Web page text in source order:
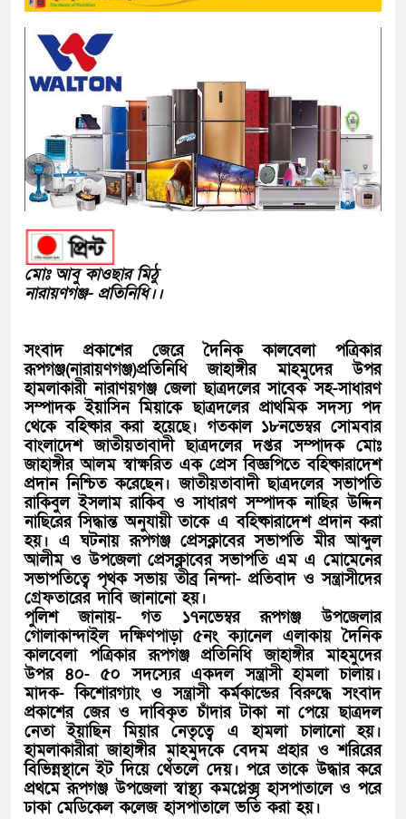
মোঃ আবু কাওছার মিঠু
নারায়ণগঞ্জ- প্রতিনিধি।।
সংবাদ প্রকাশের জেরে দৈনিক কালবেলা পত্রিকার
রূপগঞ্জ(নারায়ণগঞ্জ)প্রতিনিধি জাহাঙ্গীর মাহমুদের উপর
হামলাকারী নারাণয়গঞ্জ জেলা ছাত্রদলের সাবেক সহ-সাধারণ
সম্পাদক ইয়াসিন মিয়াকে ছাত্রদলের প্রাথমিক সদস্য পদ
থেকে বহিষ্কার করা হয়েছে। গতকাল ১৮নভেম্বর সোমবার
বাংলাদেশ জাতীয়তাবাদী ছাত্রদলের দপ্তর সম্পাদক মোঃ
জাহাঙ্গীর আলম স্বাক্ষরিত এক প্রেস বিজ্ঞপিতে বহিষ্কারাদেশ
প্রদান নিশ্চিত করেছেন। জাতীয়তাবাদী ছাত্রদলের সভাপতি
রাকিবুল ইসলাম রাকিব ও সাধারণ সম্পাদক নাছির উদ্দিন
নাছিরের সিদ্ধান্ত অনুযায়ী তাকে এ বহিষ্কারাদেশ প্রদান করা
হয়। এ ঘটনায় রূপগঞ্জ প্রেসক্লাবের সভাপতি মীর আব্দুল
আলীম ও উপজেলা প্রেসক্লাবের সভাপতি এম এ মোমেনের
সভাপতিত্বে পৃথক সভায় তীব্র নিন্দা- প্রতিবাদ ও সন্ত্রাসীদের
গ্রেফতারের দাবি জানানো হয়।
পুলিশ জানায়- গত ১৭নভেম্বর রূপগঞ্জ উপজেলার
গোলাকান্দাইল দক্ষিণপাড়া ৫নং ক্যানেল এলাকায় দৈনিক
কালবেলা পত্রিকার রূপগঞ্জ প্রতিনিধি জাহাঙ্গীর মাহমুদের
উপর ৪০- ৫০ সদস্যের একদল সন্ত্রাসী হামলা চালায়।
মাদক- কিশোরগ্যাং ও সন্ত্রাসী কর্মকান্ডের বিরুদ্ধে সংবাদ
প্রকাশের জের ও দাবিকৃত চাঁদার টাকা না পেয়ে ছাত্রদল
নেতা ইয়াছিন মিয়ার নেতৃত্বে এ হামলা চালানো হয়।
হামলাকারীরা জাহাঙ্গীর মাহমুদকে বেদম প্রহার ও শরিরের
বিভিন্নস্থানে ইট দিয়ে থেঁতলে দেয়। পরে তাকে উদ্ধার করে
প্রথমে রূপগঞ্জ উপজেলা স্বাস্থ্য কমপ্লেক্স হাসপাতালে ও পরে
ঢাকা মেডিকেল কলেজ হাসপাতালে ভর্তি করা হয়।